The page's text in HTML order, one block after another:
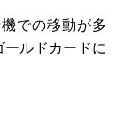
での移動が多
ールドカードに